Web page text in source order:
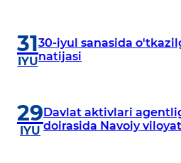
31
IYU
30-iyul sanasida
natijasi
29
IYU
Davlat aktivlari
doirasida Navoiy